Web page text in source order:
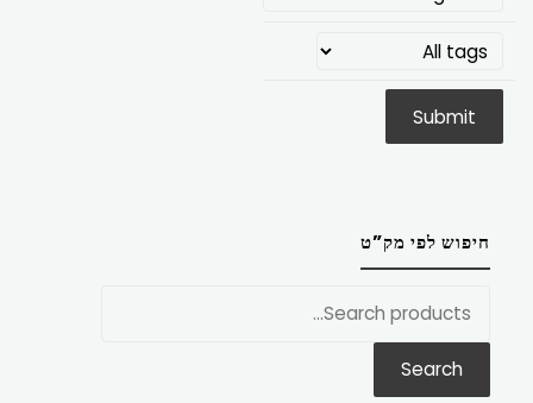
חיפוש לפי מק”ט
Search